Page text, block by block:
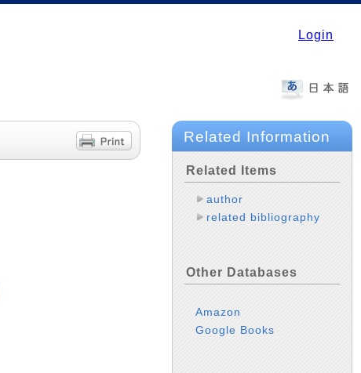
Login
Related Information
Related Items
author
related bibliography
Other Databases
Amazon
Google Books